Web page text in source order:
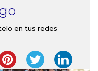
en tus redes